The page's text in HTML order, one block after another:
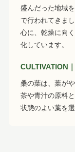
盛んだった地域
で行われてきま
心に、乾燥に向
化しています。
CULTIVATION
桑の葉は、葉が
茶や青汁の原料
状態のよい葉を